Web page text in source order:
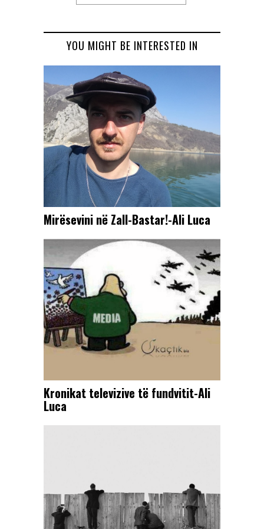
YOU MIGHT BE INTERESTED IN
Mirësevini në Zall-Bastar!-Ali Luca
Kronikat televizive të fundvitit-Ali
Luca